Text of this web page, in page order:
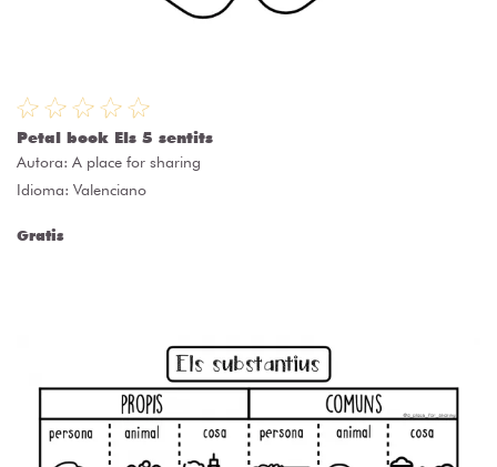
Petal book Els 5 sentits
Autora: A place for sharing
Idioma: Valenciano
Gratis